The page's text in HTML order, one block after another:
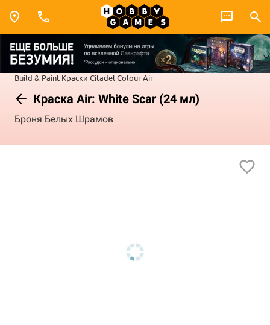
Build & Paint Краски Citadel ColourAir
Краска Air: White Scar (24 мл)
Броня Белых Шрамов